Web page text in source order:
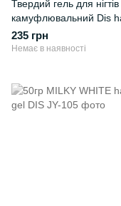
Твердий гель для нігтів
камуфлювальний Dis
gel NATURAL 28 г.
235 грн
Немає в наявності